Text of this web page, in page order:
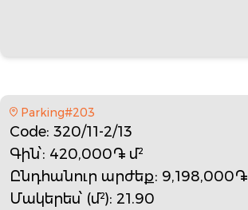
Parking#203
Code: 320/11-2/13
Գին՝: 420,000֏ մ²
Ընդհանուր արժեք: 9,198,000֏
Մակերես՝ (մ²): 21.90